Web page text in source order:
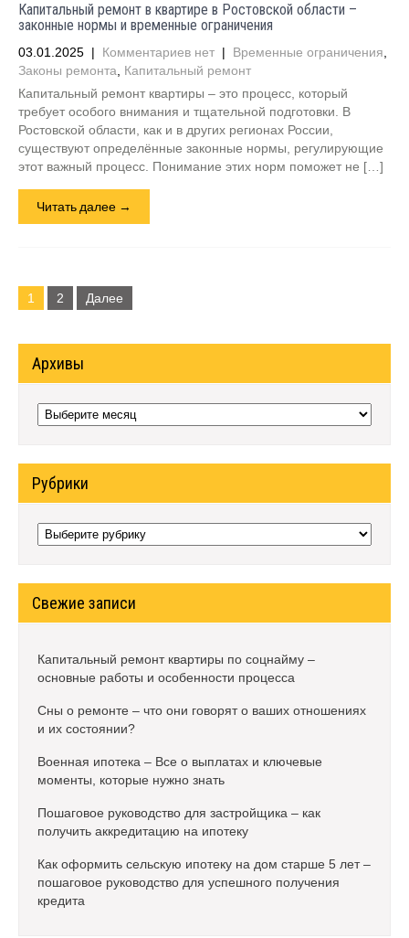
Капитальный ремонт в квартире в Ростовской области –
законные нормы и временные ограничения
03.01.2025 | Комментариев нет | Временные ограничения
Законы ремонта
Капитальный ремонт
Капитальный ремонт квартиры – это процесс, который
требует особого внимания и тщательной подготовки. В
Ростовской области, как и в других регионах России,
существуют определённые законные нормы, регулирующие
этот важный процесс. Понимание этих норм поможет не […]
Читать далее →
по
1 2 Далее
Архивы
Архивы
Рубрики
Рубрики
Свежие записи
Капитальный ремонт квартиры по соцнайму –
основные работы и особенности процесса
Сны о ремонте – что они говорят о ваших отношениях
и их состоянии?
Военная ипотека – Все о выплатах и ключевые
моменты, которые нужно знать
Пошаговое руководство для застройщика – как
получить аккредитацию на ипотеку
Как оформить сельскую ипотеку на дом старше 5 лет –
пошаговое руководство для успешного получения
кредита